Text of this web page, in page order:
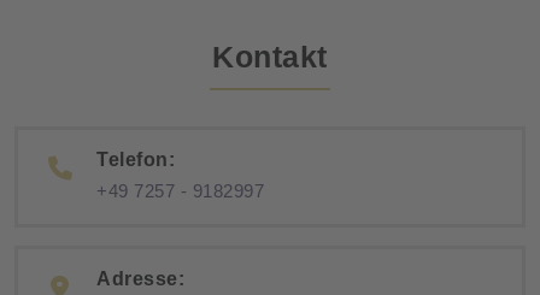
Kontakt
Telefon:
+49 7257 - 9182997
Adresse: